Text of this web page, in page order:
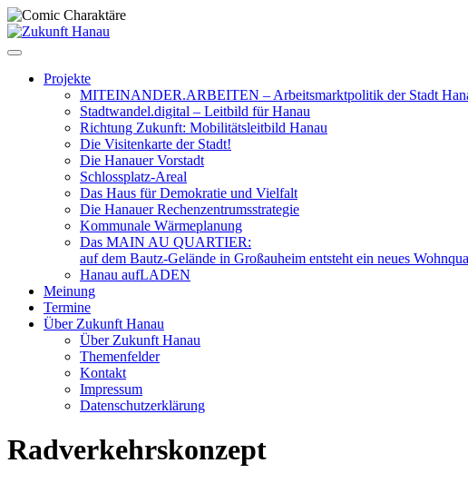
Zum
Projekte
MITEINANDER.ARBEITEN – Arbeitsmarktpolitik der Stadt
Stadtwandel.digital – Leitbild für Hanau
Richtung Zukunft: Mobilitätsleitbild Hanau
Die Visitenkarte der Stadt!
Die Hanauer Vorstadt
Schlossplatz-Areal
Das Haus für Demokratie und Vielfalt
Die Hanauer Rechenzentrumsstrategie
Kommunale Wärmeplanung
Das MAIN AU QUARTIER:
auf dem Bautz-Gelände in Großauheim entsteht ein neues
Hanau aufLADEN
Meinung
Termine
Über Zukunft Hanau
Über Zukunft Hanau
Themenfelder
Kontakt
Impressum
Datenschutzerklärung
Radverkehrskonzept